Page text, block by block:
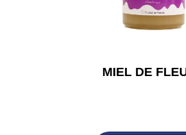
MIEL DE